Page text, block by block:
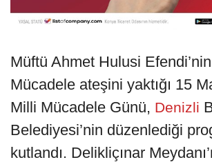
Müftü Ahmet Hulusi
Mücadele ateşini yaktığı 15
Milli Mücadele Günü, Denizli
Belediyesi’nin düzenlediği
kutlandı. Delikliçınar